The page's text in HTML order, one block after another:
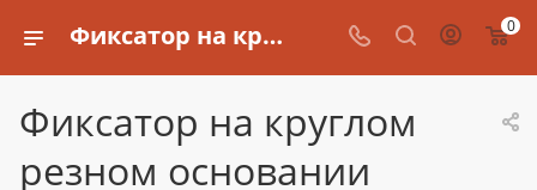
Фиксатор на круглом резном основании VETTORE BK 2005 MWP/GP (Белый/с золотом) 0
Фиксатор на круглом
резном основании